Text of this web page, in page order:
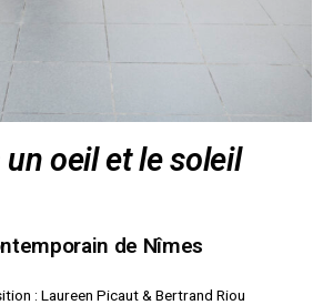
oeil et le soleil
de Nîmes
: Laureen Picaut & Bertrand Riou